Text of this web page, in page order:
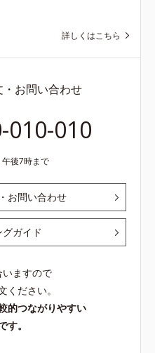
詳しくはこちら
お問い合わせ
010-010
後7時まで
お問い合わせ
ガイド
いますので
ください。
的つながりやすい
す。